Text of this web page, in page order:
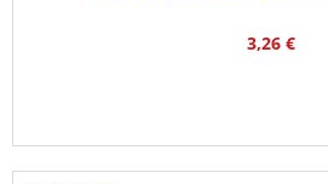
3,26 €